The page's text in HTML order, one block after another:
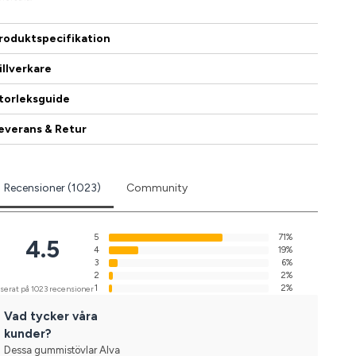
& Retur
Recensioner (1023) Community
4.5
på 1023 recensioner
5
71%
4
19%
3
6%
2
2%
1
2%
Vad tycker våra
kunder?
Dessa gummistövlar Alva